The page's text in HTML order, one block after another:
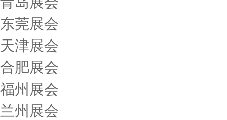
东莞展会
天津展会
合肥展会
福州展会
兰州展会